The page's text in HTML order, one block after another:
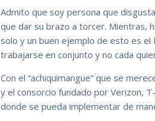
Admito que soy persona que
que dar su brazo a torcer. Mientras,
solo y un buen ejemplo de esto es el
trabajarse en conjunto y no cada
Con el “achiquimangue” que se
y el consorcio fundado por Verizon,
donde se pueda implementar de